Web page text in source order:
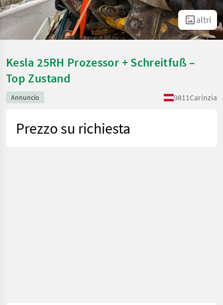
altri
Kesla 25RH Prozessor + Schreitfuß –
Top Zustand
Annuncio 9811Carinzia
Prezzo su richiesta